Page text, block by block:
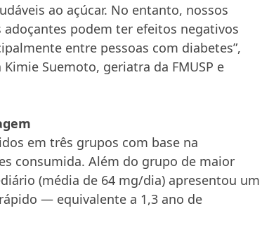
ao açúcar. No entanto, nossos
podem ter efeitos negativos
entre pessoas com diabetes”,
Suemoto, geriatra da FMUSP e
em três grupos com base na
consumida. Além do grupo de maior
(média de 64 mg/dia) apresentou um
— equivalente a 1,3 ano de